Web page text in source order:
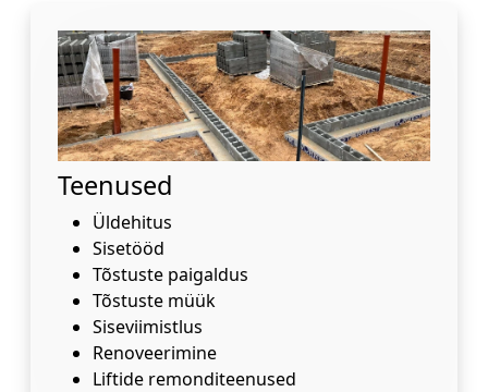
Teenused
Üldehitus
Sisetööd
Tõstuste paigaldus
Tõstuste müük
Siseviimistlus
Renoveerimine
Liftide remonditeenused